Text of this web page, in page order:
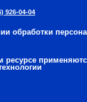
926-04-04
обработки